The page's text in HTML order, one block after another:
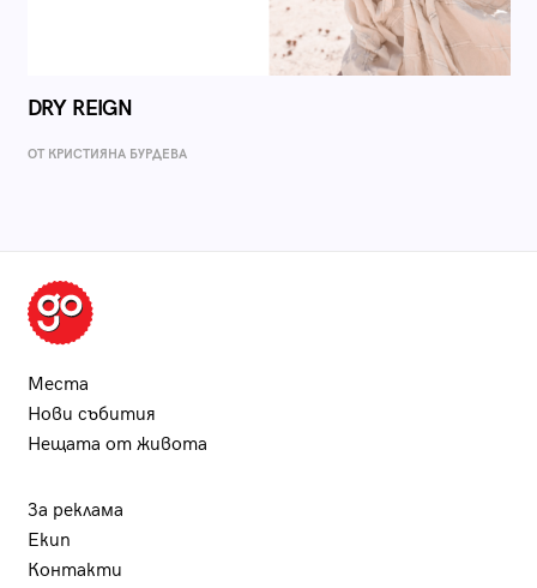
DRY REIGN
ОТ КРИСТИЯНА БУРДЕВА
Места
Нови събития
Нещата от живота
За реклама
Екип
Контакти